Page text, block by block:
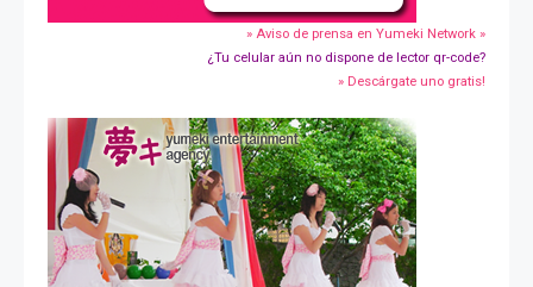
» Aviso de prensa en Yumeki Network »
¿Tu celular aún no dispone de lector qr-code?
» Descárgate uno gratis!